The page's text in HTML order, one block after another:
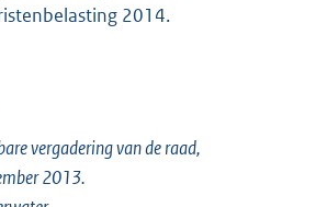
2014.
vergadering van de raad,
2013.